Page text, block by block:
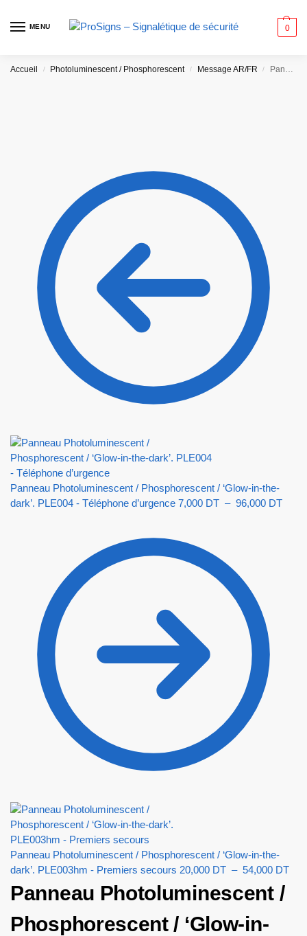
MENU 0
Accueil / Photoluminescent / Phosphorescent / Message AR/FR /
Panneau Photoluminescent / Phosphorescent / ‘Glow-in-the-
dark’. PLE004 - Téléphone d’urgence 7,000 DT – 96,000 DT
Panneau Photoluminescent / Phosphorescent / ‘Glow-in-the-
dark’. PLE003hm - Premiers secours 20,000 DT – 54,000 DT
Panneau Photoluminescent /
Phosphorescent / ‘Glow-in-